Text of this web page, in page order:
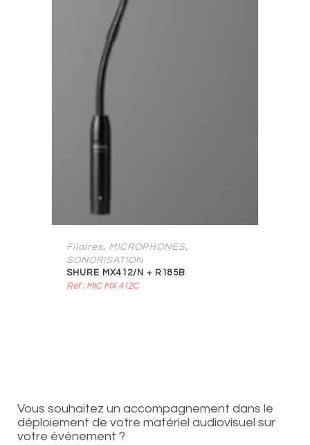
Filaires, MICROPHONES,
SONORISATION
SHURE MX412/N + R185B
Réf : MIC MX 412C
Vous souhaitez un accompagnement dans le
déploiement de votre matériel audiovisuel sur
votre événement ?